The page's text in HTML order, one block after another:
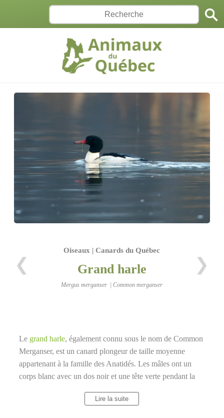
❮
Oiseaux | Canards du Québec
Grand harle
Mergus merganser | Common merganser
❯
Le grand harle, également connu sous le nom de Common
Merganser, est un canard plongeur de taille moyenne
appartenant à la famille des Anatidés. Les mâles ont un
corps blanc avec un dos noir et une tête verte pendant la
rousse qui contraste avec le blanc de leur cou et de leur
Lire la suite